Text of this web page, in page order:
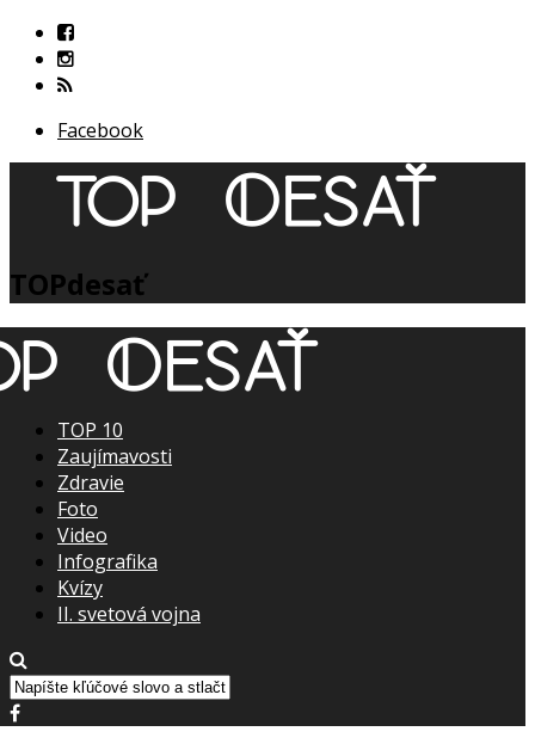
Facebook
TOPdesať
TOP 10
Zaujímavosti
Zdravie
Foto
Video
Infografika
Kvízy
II. svetová vojna